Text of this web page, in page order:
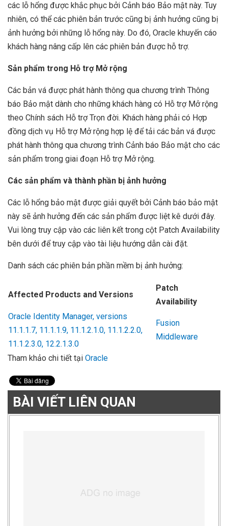
các lỗ hổng được khắc phục bởi Cảnh báo Bảo mật này. Tuy
nhiên, có thể các phiên bản trước cũng bị ảnh hưởng cũng bị
ảnh hưởng bởi những lỗ hổng này. Do đó, Oracle khuyến cáo
khách hàng nâng cấp lên các phiên bản được hỗ trợ.
Sản phẩm trong Hỗ trợ Mở rộng
Các bản vá được phát hành thông qua chương trình Thông
báo Bảo mật dành cho những khách hàng có Hỗ trợ Mở rộng
theo Chính sách Hỗ trợ Trọn đời. Khách hàng phải có Hợp
đồng dịch vụ Hỗ trợ Mở rộng hợp lệ để tải các bản vá được
phát hành thông qua chương trình Cảnh báo Bảo mật cho các
sản phẩm trong giai đoạn Hỗ trợ Mở rộng.
Các sản phẩm và thành phần bị ảnh hưởng
Các lỗ hổng bảo mật được giải quyết bởi Cảnh báo bảo mật
này sẽ ảnh hưởng đến các sản phẩm được liệt kê dưới đây.
Vui lòng truy cập vào các liên kết trong cột Patch Availability
bên dưới để truy cập vào tài liệu hướng dẫn cài đặt.
Danh sách các phiên bản phần mềm bị ảnh hưởng:
Affected Products and Versions
Patch
Availability
Oracle Identity Manager, versions
11.1.1.7, 11.1.1.9, 11.1.2.1.0, 11.1.2.2.0,
11.1.2.3.0, 12.2.1.3.0
Fusion
Middleware
Tham khảo chi tiết tại Oracle
BÀI VIẾT LIÊN QUAN